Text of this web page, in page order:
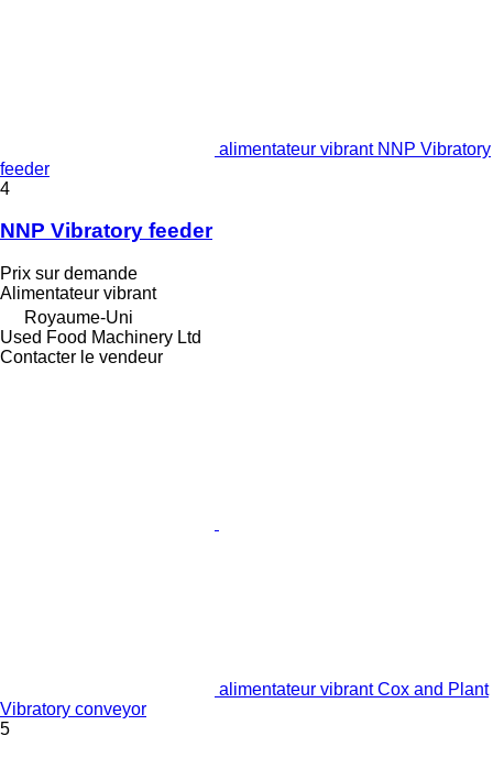
alimentateur vibrant NNP Vibratory
feeder
4
NNP Vibratory feeder
Prix sur demande
Alimentateur vibrant
Royaume-Uni
Used Food Machinery Ltd
Contacter le vendeur
alimentateur vibrant Cox and Plant
Vibratory conveyor
5